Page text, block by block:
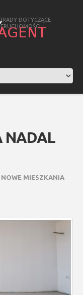
DOTYCZĄCE
NADAL
NOWE MIESZKANIA